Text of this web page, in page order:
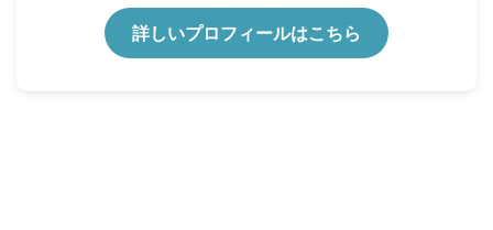
詳しいプロフィールはこちら